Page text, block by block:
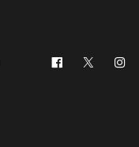
Facebook
Twitter